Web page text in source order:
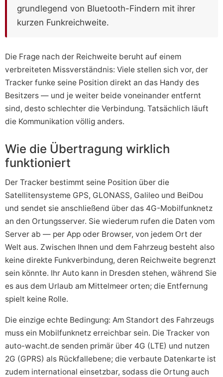
grundlegend von Bluetooth-Findern mit ihrer
kurzen Funkreichweite.
Die Frage nach der Reichweite beruht auf einem
verbreiteten Missverständnis: Viele stellen sich vor, der
Tracker funke seine Position direkt an das Handy des
Besitzers — und je weiter beide voneinander entfernt
sind, desto schlechter die Verbindung. Tatsächlich läuft
die Kommunikation völlig anders.
Wie die Übertragung wirklich
funktioniert
Der Tracker bestimmt seine Position über die
Satellitensysteme GPS, GLONASS, Galileo und BeiDou
und sendet sie anschließend über das 4G-Mobilfunknetz
an den Ortungsserver. Sie wiederum rufen die Daten vom
Server ab — per App oder Browser, von jedem Ort der
Welt aus. Zwischen Ihnen und dem Fahrzeug besteht also
keine direkte Funkverbindung, deren Reichweite begrenzt
sein könnte. Ihr Auto kann in Dresden stehen, während Sie
es aus dem Urlaub am Mittelmeer orten; die Entfernung
spielt keine Rolle.
Die einzige echte Bedingung: Am Standort des Fahrzeugs
muss ein Mobilfunknetz erreichbar sein. Die Tracker von
auto-wacht.de senden primär über 4G (LTE) und nutzen
2G (GPRS) als Rückfallebene; die verbaute Datenkarte ist
zudem international einsetzbar, sodass die Ortung auch